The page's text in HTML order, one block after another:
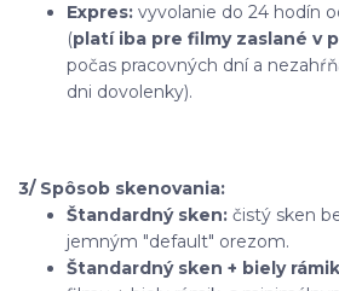
Expres: vyvolanie do 24 hodín
(platí iba pre filmy zaslané v
počas pracovných dní a
dni dovolenky).
3/ Spôsob skenovania:
Štandardný sken: čistý sken
jemným "default" orezom.
Štandardný sken + biely